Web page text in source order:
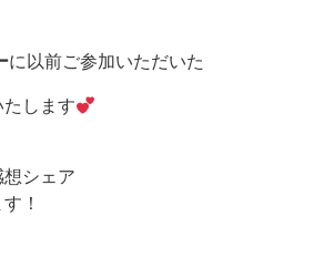
に以前ご参加いただいた
たします
シェア
！